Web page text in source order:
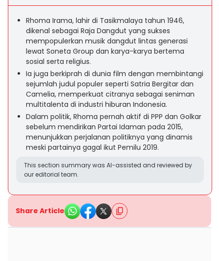
Rhoma Irama, lahir di Tasikmalaya tahun 1946,
dikenal sebagai Raja Dangdut yang sukses
mempopulerkan musik dangdut lintas generasi
lewat Soneta Group dan karya-karya bertema
sosial serta religius.
Ia juga berkiprah di dunia film dengan membintangi
sejumlah judul populer seperti Satria Bergitar dan
Camelia, memperkuat citranya sebagai seniman
multitalenta di industri hiburan Indonesia.
Dalam politik, Rhoma pernah aktif di PPP dan Golkar
sebelum mendirikan Partai Idaman pada 2015,
menunjukkan perjalanan politiknya yang dinamis
meski partainya gagal ikut Pemilu 2019.
This section summary was AI-assisted and reviewed by
our editorial team.
Share Article